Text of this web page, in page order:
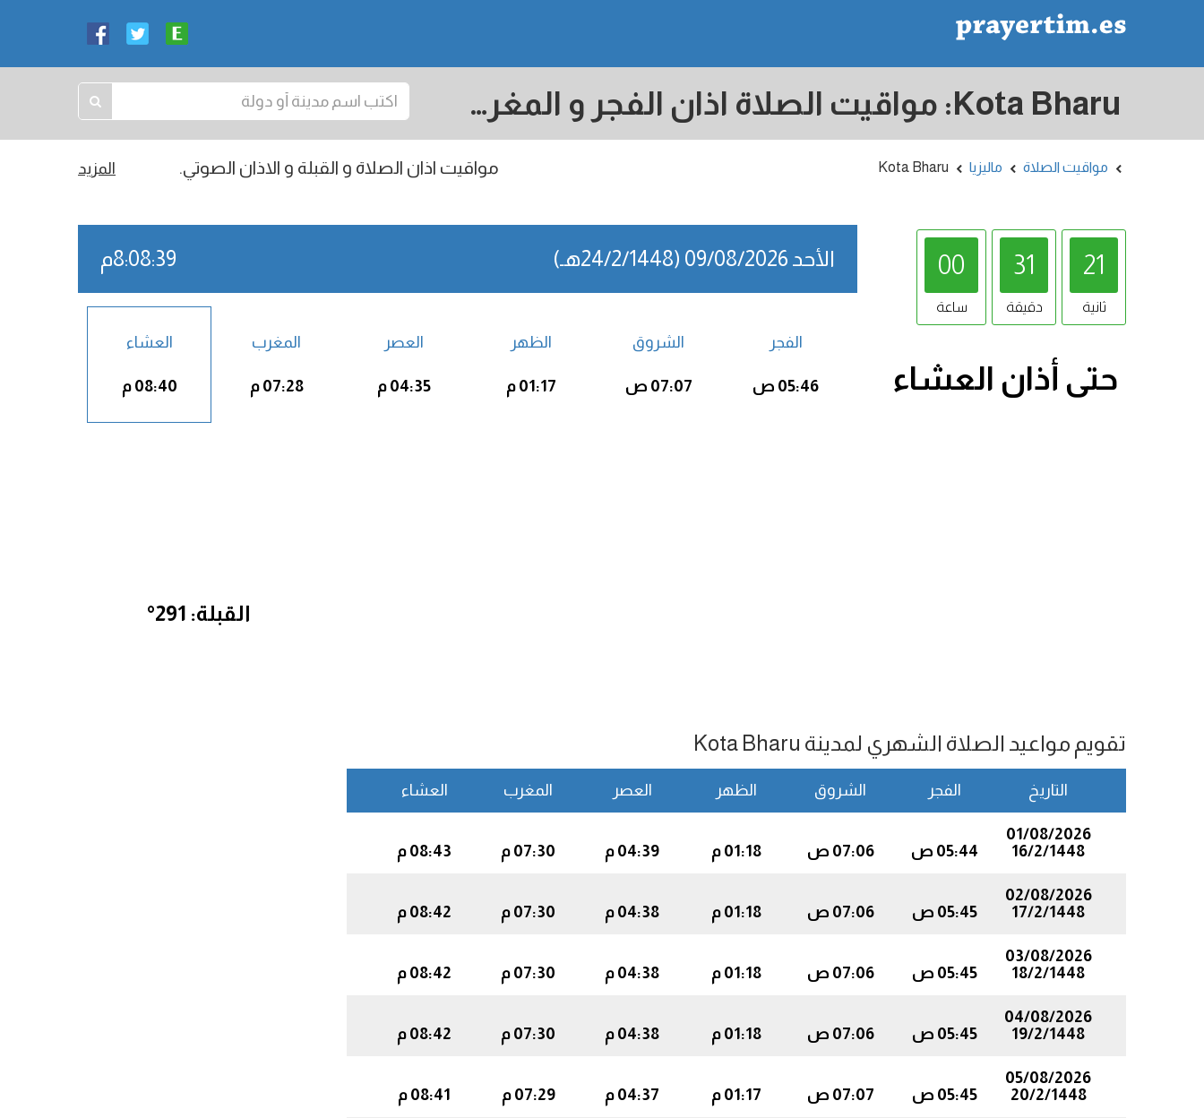
Kota Bharu: مواقيت الصلاة اذان الفجر و المغرب في اليوم - ماليزيا
مواقيت الصلاة ماليزيا Kota Bharu مواقيت اذان الصلاة و القبلة و الاذان الصوتي. المزيد
00
ساعة
31
دقيقة
20
ثانية
حتى أذان العشاء
الأحد 09/08/2026 (24/2/1448هـ) 8:08:40م
الفجر
05:46 ص
الشروق
07:07 ص
الظهر
01:17 م
العصر
04:35 م
المغرب
07:28 م
العشاء
08:40 م
تقويم مواعيد الصلاة الشهري لمدينة Kota Bharu
التاريخ الفجر الشروق الظهر العصر المغرب العشاء
01/08/2026
16/2/1448
05:44 ص 07:06 ص 01:18 م 04:39 م 07:30 م 08:43 م
02/08/2026
17/2/1448
05:45 ص 07:06 ص 01:18 م 04:38 م 07:30 م 08:42 م
03/08/2026
18/2/1448
05:45 ص 07:06 ص 01:18 م 04:38 م 07:30 م 08:42 م
04/08/2026
19/2/1448
05:45 ص 07:06 ص 01:18 م 04:38 م 07:30 م 08:42 م
05/08/2026
20/2/1448
05:45 ص 07:07 ص 01:17 م 04:37 م 07:29 م 08:41 م
القبلة: 291°